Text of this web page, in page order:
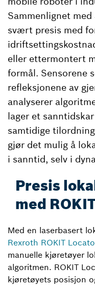
Sammenlignet
svært presis med
eller ettermontert
formål. Sensorene
refleksjonene av
analyserer
lager et
samtidige
gjør det mulig å
i sanntid, selv i
Presis
med
Med en laserbasert
Rexroth ROKIT
manuelle kjøretøyer
algoritmen. ROKIT
kjøretøyets posisjon